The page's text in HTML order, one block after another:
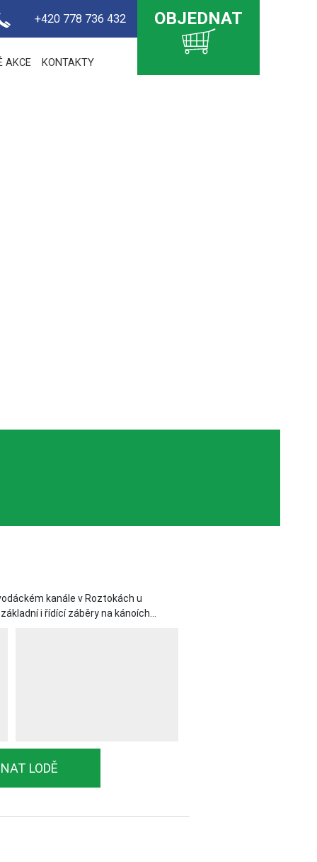
+420 778 736 432
AKCE KONTAKTY
OBJEDNAT